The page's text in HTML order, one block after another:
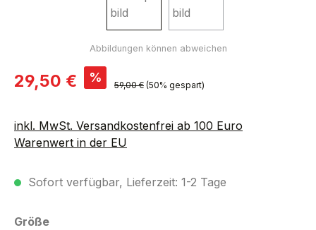
Verkaufspreis:
29,50 € % Regulärer Preis:
59,00 € (50% gespart)
inkl. MwSt. Versandkostenfrei ab 100 Euro
Warenwert in der EU
Sofort verfügbar, Lieferzeit: 1-2 Tage
Größeauswählen